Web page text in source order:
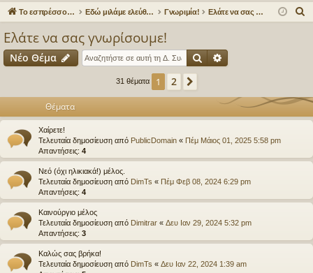
γο
συ
εις
Συ
σε
ις
δε ρα
Το εσπρέσσο στα ηλεκτρονικά! Εδώ μιλάμε ελεύθερα για τον καφέ! Γνωριμία! Ελάτε να σας γνωρίσουμε!
η
σ
Ελάτε να σας γνωρίσουμε!
Νέο Θέμα Αναζήτηση
31 θέματα 1 2
Θέματα
Χαίρετε!
Τελευταία δημοσίευση από PublicDomain « Πέμ Μάιος 01, 2025 5:58 pm
Απαντήσεις: 4
Νεό (όχι ηλικιακά!) μέλος.
Τελευταία δημοσίευση από DimTs « Πέμ Φεβ 08, 2024 6:29 pm
Απαντήσεις: 4
Καινούργιο μέλος
Τελευταία δημοσίευση από Dimitrar « Δευ Ιαν 29, 2024 5:32 pm
Απαντήσεις: 3
Καλώς σας βρήκα!
Τελευταία δημοσίευση από DimTs « Δευ Ιαν 22, 2024 1:39 am